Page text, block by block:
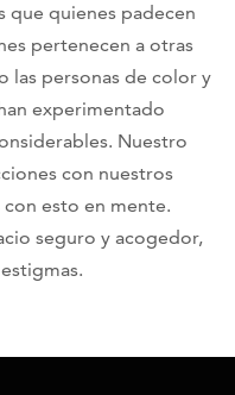
que quienes padecen
pertenecen a otras
las personas de color y
experimentado
Nuestro
con nuestros
esto en mente.
seguro y acogedor,